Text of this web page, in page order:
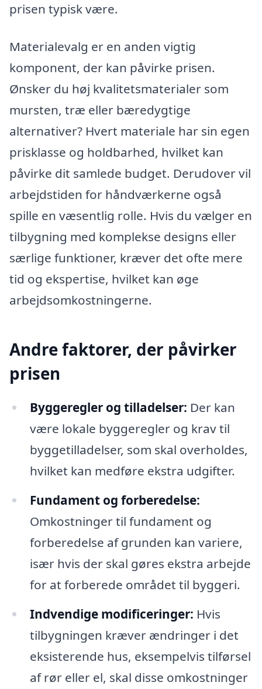
prisen typisk være.
Materialevalg er en anden vigtig
komponent, der kan påvirke prisen.
Ønsker du høj kvalitetsmaterialer som
mursten, træ eller bæredygtige
alternativer? Hvert materiale har sin egen
prisklasse og holdbarhed, hvilket kan
påvirke dit samlede budget. Derudover vil
arbejdstiden for håndværkerne også
spille en væsentlig rolle. Hvis du vælger en
tilbygning med komplekse designs eller
særlige funktioner, kræver det ofte mere
tid og ekspertise, hvilket kan øge
arbejdsomkostningerne.
Andre faktorer, der påvirker
prisen
Byggeregler og tilladelser: Der kan
være lokale byggeregler og krav til
byggetilladelser, som skal overholdes,
hvilket kan medføre ekstra udgifter.
Fundament og forberedelse:
Omkostninger til fundament og
forberedelse af grunden kan variere,
især hvis der skal gøres ekstra arbejde
for at forberede området til byggeri.
Indvendige modificeringer: Hvis
tilbygningen kræver ændringer i det
eksisterende hus, eksempelvis tilførsel
af rør eller el, skal disse omkostninger